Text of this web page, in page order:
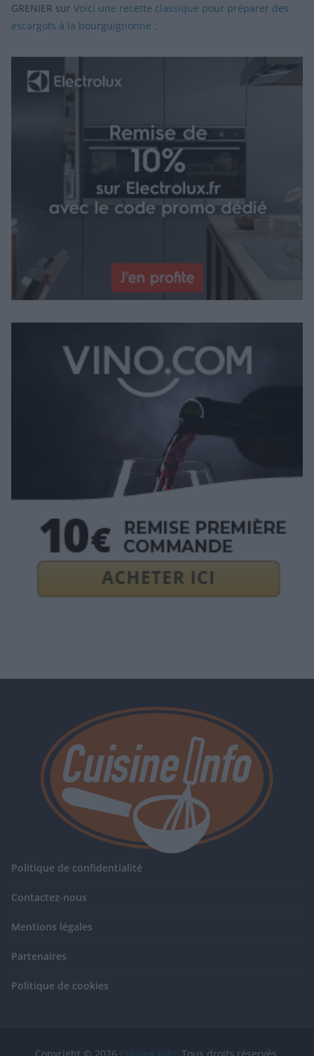
GRENIER sur Voici une recette classique pour préparer des
escargots à la bourguignonne :
Politique de confidentialité
Contactez-nous
Mentions légales
Partenaires
Politique de cookies